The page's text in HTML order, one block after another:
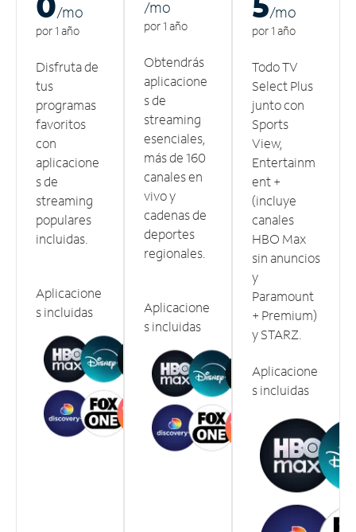
/mo
por 1 año
Disfruta de
tus
programas
favoritos
con
aplicacione
s de
streaming
populares
incluidas.
Aplicacione
s incluidas
/mo
por 1 año
Obtendrás
aplicacione
s de
streaming
esenciales,
más de 160
canales en
vivo y
cadenas de
deportes
regionales.
Aplicacione
s incluidas
/mo
por 1 año
Todo TV
Select Plus
junto con
Sports
View,
Entertainm
ent +
(incluye
canales
HBO Max
sin anuncios
y
Paramount
+ Premium)
y STARZ.
Aplicacione
s incluidas